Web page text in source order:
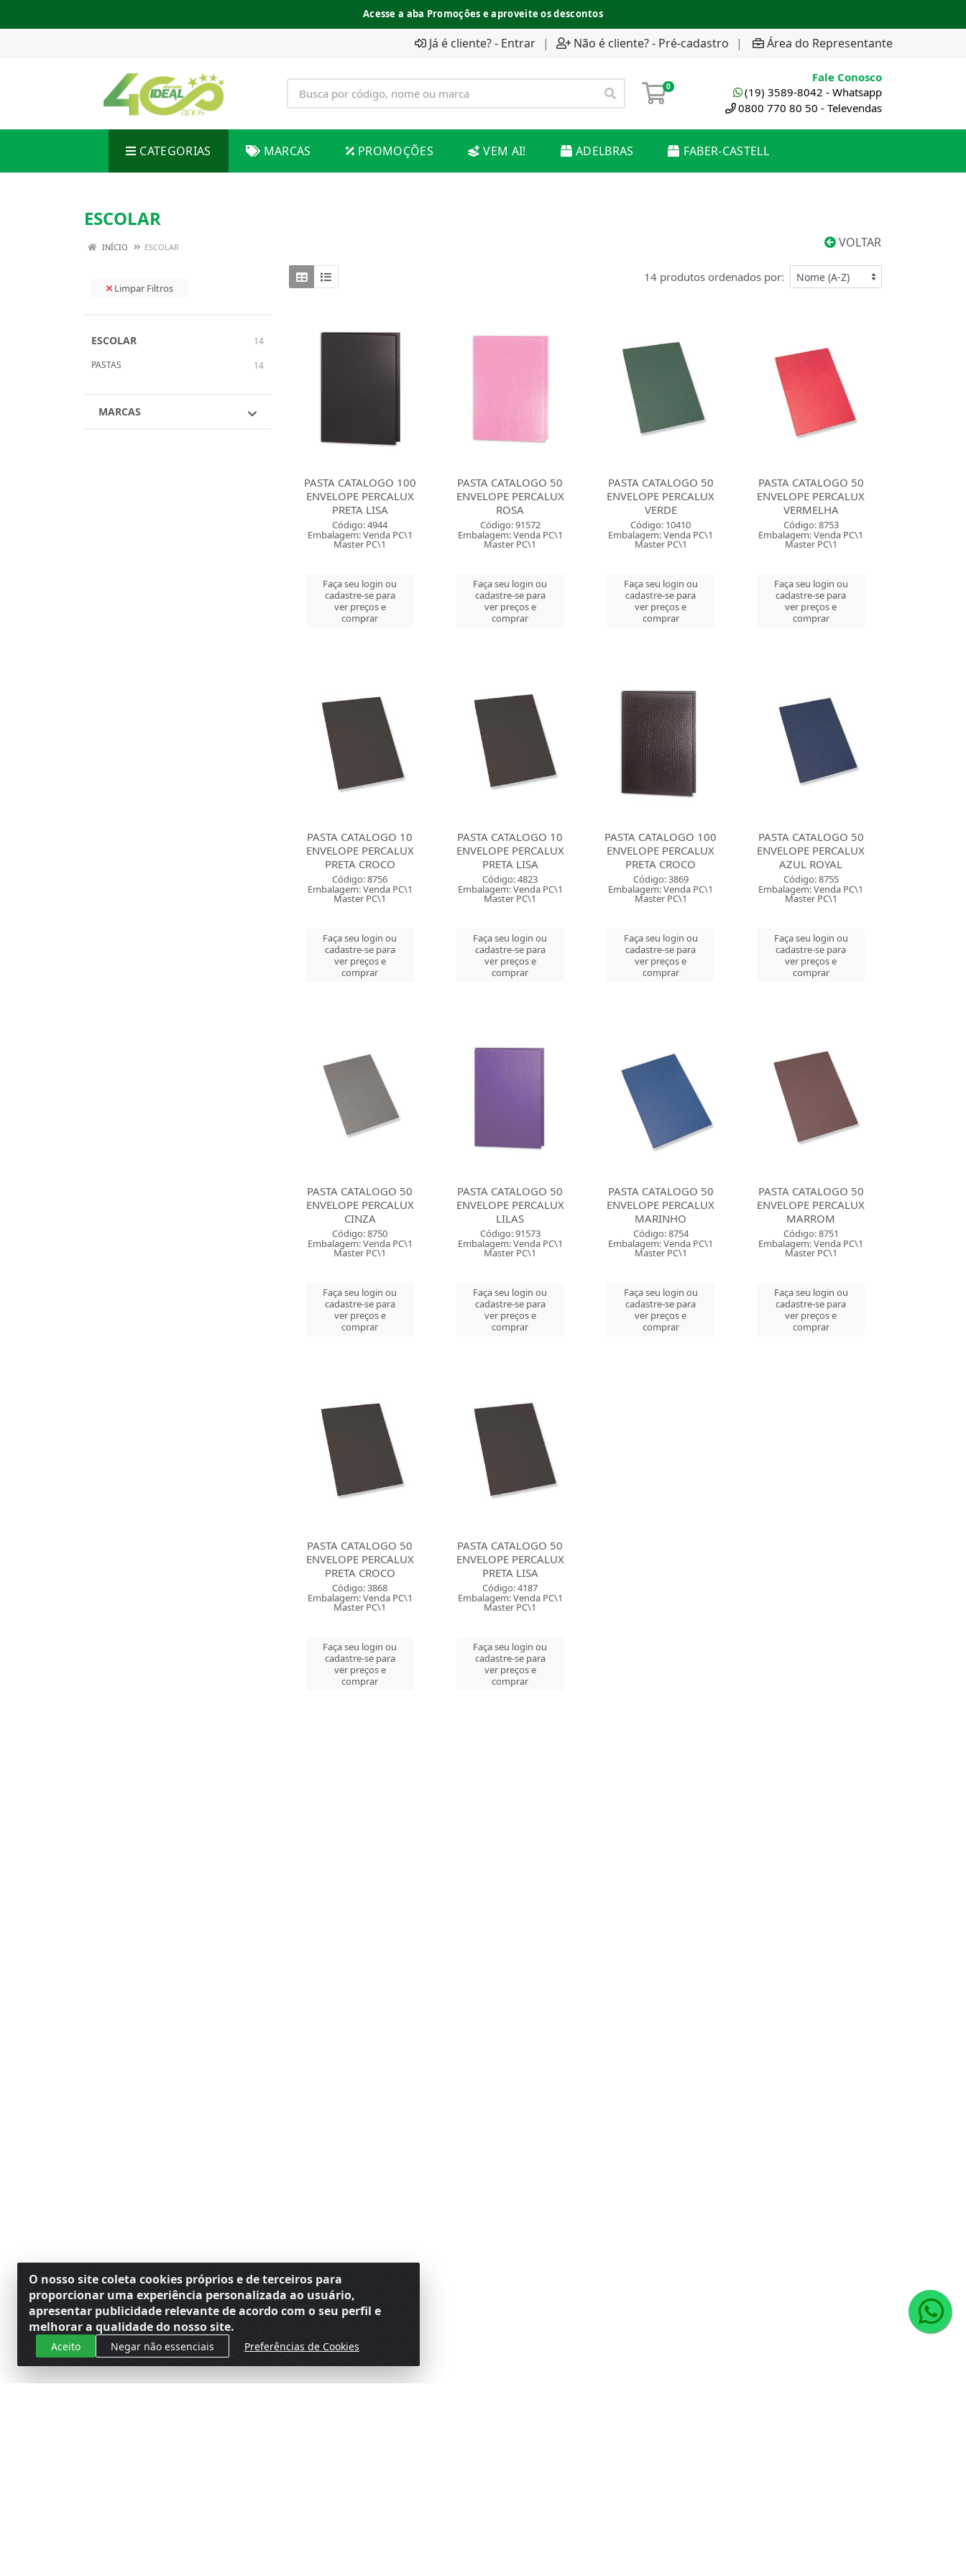
Acesse a aba Promoções e aproveite os descontos
Já é cliente? - Entrar | Não é cliente? - Pré-cadastro | Área do Representante
0
Fale Conosco
(19) 3589-8042 - Whatsapp
0800 770 80 50 - Televendas
CATEGORIAS MARCAS PROMOÇÕES VEM AI! ADELBRAS FABER-CASTELL
ESCOLAR
VOLTAR
INÍCIO ESCOLAR
Limpar Filtros
ESCOLAR
14
PASTAS
14
MARCAS
14 produtos ordenados por:
PASTA CATALOGO 100
ENVELOPE PERCALUX
PRETA LISA
Código: 4944
Embalagem: Venda PC\1
Master PC\1
Faça seu login ou
cadastre-se para
ver preços e
comprar
PASTA CATALOGO 50
ENVELOPE PERCALUX
ROSA
Código: 91572
Embalagem: Venda PC\1
Master PC\1
Faça seu login ou
cadastre-se para
ver preços e
comprar
PASTA CATALOGO 50
ENVELOPE PERCALUX
VERDE
Código: 10410
Embalagem: Venda PC\1
Master PC\1
Faça seu login ou
cadastre-se para
ver preços e
comprar
PASTA CATALOGO 50
ENVELOPE PERCALUX
VERMELHA
Código: 8753
Embalagem: Venda PC\1
Master PC\1
Faça seu login ou
cadastre-se para
ver preços e
comprar
PASTA CATALOGO 10
ENVELOPE PERCALUX
PRETA CROCO
Código: 8756
Embalagem: Venda PC\1
Master PC\1
Faça seu login ou
cadastre-se para
ver preços e
comprar
PASTA CATALOGO 10
ENVELOPE PERCALUX
PRETA LISA
Código: 4823
Embalagem: Venda PC\1
Master PC\1
Faça seu login ou
cadastre-se para
ver preços e
comprar
PASTA CATALOGO 100
ENVELOPE PERCALUX
PRETA CROCO
Código: 3869
Embalagem: Venda PC\1
Master PC\1
Faça seu login ou
cadastre-se para
ver preços e
comprar
PASTA CATALOGO 50
ENVELOPE PERCALUX
AZUL ROYAL
Código: 8755
Embalagem: Venda PC\1
Master PC\1
Faça seu login ou
cadastre-se para
ver preços e
comprar
PASTA CATALOGO 50
ENVELOPE PERCALUX
CINZA
Código: 8750
Embalagem: Venda PC\1
Master PC\1
Faça seu login ou
cadastre-se para
ver preços e
comprar
PASTA CATALOGO 50
ENVELOPE PERCALUX
LILAS
Código: 91573
Embalagem: Venda PC\1
Master PC\1
Faça seu login ou
cadastre-se para
ver preços e
comprar
PASTA CATALOGO 50
ENVELOPE PERCALUX
MARINHO
Código: 8754
Embalagem: Venda PC\1
Master PC\1
Faça seu login ou
cadastre-se para
ver preços e
comprar
PASTA CATALOGO 50
ENVELOPE PERCALUX
MARROM
Código: 8751
Embalagem: Venda PC\1
Master PC\1
Faça seu login ou
cadastre-se para
ver preços e
comprar
PASTA CATALOGO 50
ENVELOPE PERCALUX
PRETA CROCO
Código: 3868
Embalagem: Venda PC\1
Master PC\1
Faça seu login ou
cadastre-se para
ver preços e
comprar
PASTA CATALOGO 50
ENVELOPE PERCALUX
PRETA LISA
Código: 4187
Embalagem: Venda PC\1
Master PC\1
Faça seu login ou
cadastre-se para
ver preços e
comprar
O nosso site coleta cookies próprios e de terceiros para
proporcionar uma experiência personalizada ao usuário,
apresentar publicidade relevante de acordo com o seu perfil e
melhorar a qualidade do nosso site.
Aceito Negar não essenciais Preferências de Cookies